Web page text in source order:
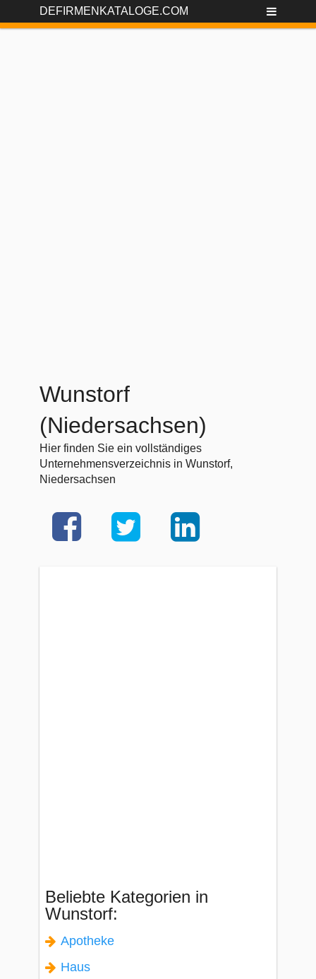
DEFIRMENKATALOGE.COM
Wunstorf
(Niedersachsen)
Hier finden Sie ein vollständiges
Unternehmensverzeichnis in Wunstorf,
Niedersachsen
Beliebte Kategorien in
Wunstorf:
Apotheke
Haus